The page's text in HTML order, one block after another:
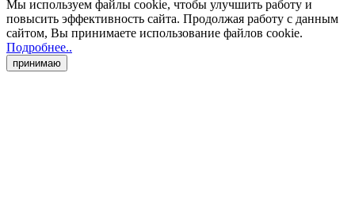
Мы используем файлы cookie, чтобы улучшить работу и
повысить эффективность сайта. Продолжая работу с данным
сайтом, Вы принимаете использование файлов cookie.
Подробнее..
принимаю